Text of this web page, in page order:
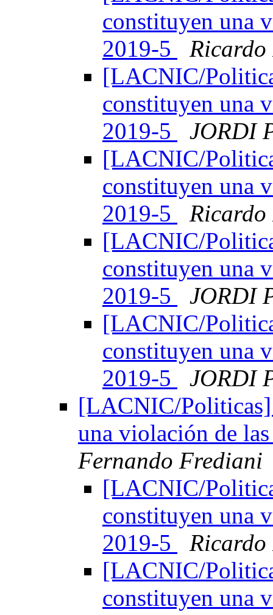
constituyen una
2019-5
[LACNIC/
constituyen una
2019-5
JORDI
[LACNIC/
constituyen una
2019-5
[LACNIC/
constituyen una
2019-5
JORDI
[LACNIC/
constituyen una
2019-5
JORDI
[LACNIC/Politicas]
una violación de
Fernando Frediani
[LACNIC/
constituyen una
2019-5
[LACNIC/
constituyen una